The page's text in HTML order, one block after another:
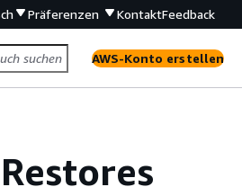
Präferenzen KontaktFeedback
AWS-Konto erstellen